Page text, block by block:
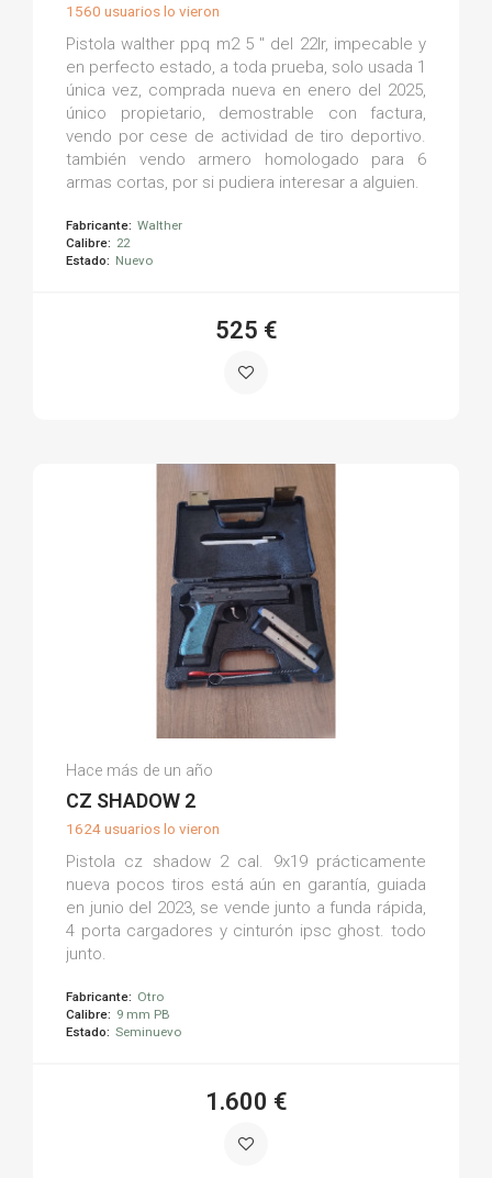
1560 usuarios lo vieron
Pistola walther ppq m2 5 " del 22lr, impecable y
en perfecto estado, a toda prueba, solo usada 1
única vez, comprada nueva en enero del 2025,
único propietario, demostrable con factura,
vendo por cese de actividad de tiro deportivo.
también vendo armero homologado para 6
armas cortas, por si pudiera interesar a alguien.
Fabricante: Walther
Calibre: 22
Estado: Nuevo
525 €
Eduardo G.
Hace más de un año
CZ SHADOW 2
1624 usuarios lo vieron
Pistola cz shadow 2 cal. 9x19 prácticamente
nueva pocos tiros está aún en garantía, guiada
en junio del 2023, se vende junto a funda rápida,
4 porta cargadores y cinturón ipsc ghost. todo
junto.
Fabricante: Otro
Calibre: 9 mm PB
Estado: Seminuevo
1.600 €